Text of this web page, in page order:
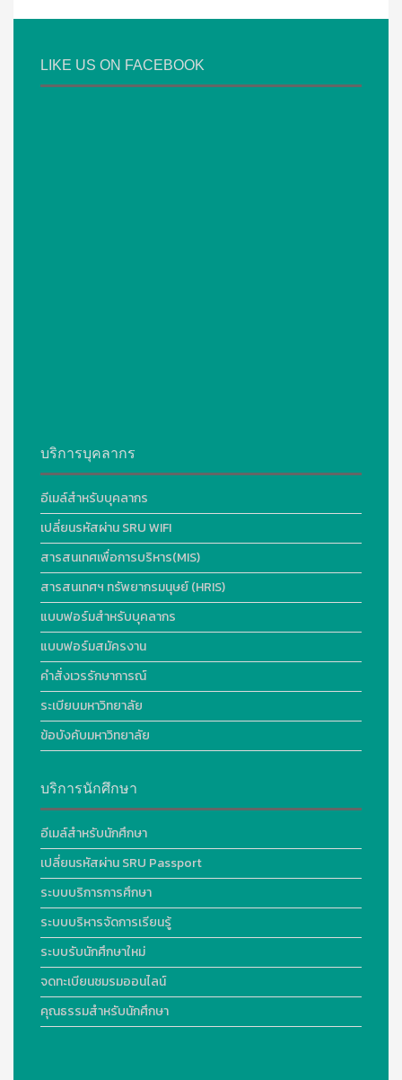
LIKE US ON FACEBOOK
บริการบุคลากร
อีเมล์สำหรับบุคลากร
เปลี่ยนรหัสผ่าน SRU WIFI
สารสนเทศเพื่อการบริหาร(MIS)
สารสนเทศฯ ทรัพยากรมนุษย์ (HRIS)
แบบฟอร์มสำหรับบุคลากร
แบบฟอร์มสมัครงาน
คำสั่งเวรรักษาการณ์
ระเบียบมหาวิทยาลัย
ข้อบังคับมหาวิทยาลัย
บริการนักศึกษา
อีเมล์สำหรับนักศึกษา
เปลี่ยนรหัสผ่าน SRU Passport
ระบบบริการการศึกษา
ระบบบริหารจัดการเรียนรู้
ระบบรับนักศึกษาใหม่
จดทะเบียนชมรมออนไลน์
คุณธรรมสำหรับนักศึกษา